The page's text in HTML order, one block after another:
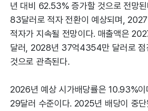
년 대비 62.53% 증가할 것으로 전망
83달러로 적자 전환이 예상되며,
적자가 지속될 전망이다. 매출액은
달러, 2028년 37억4354만 달러로 점
것으로 관측된다.
2026년 예상 시가배당률은 10.93%이
29달러 수준이다. 2025년 배당이 중